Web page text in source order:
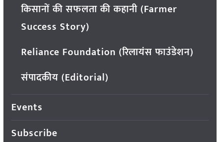
किसानों की सफलता की कहानी (Farmer
Success Story)
Reliance Foundation (रिलायंस फाउंडेशन)
संपादकीय (Editorial)
Events
Subscribe